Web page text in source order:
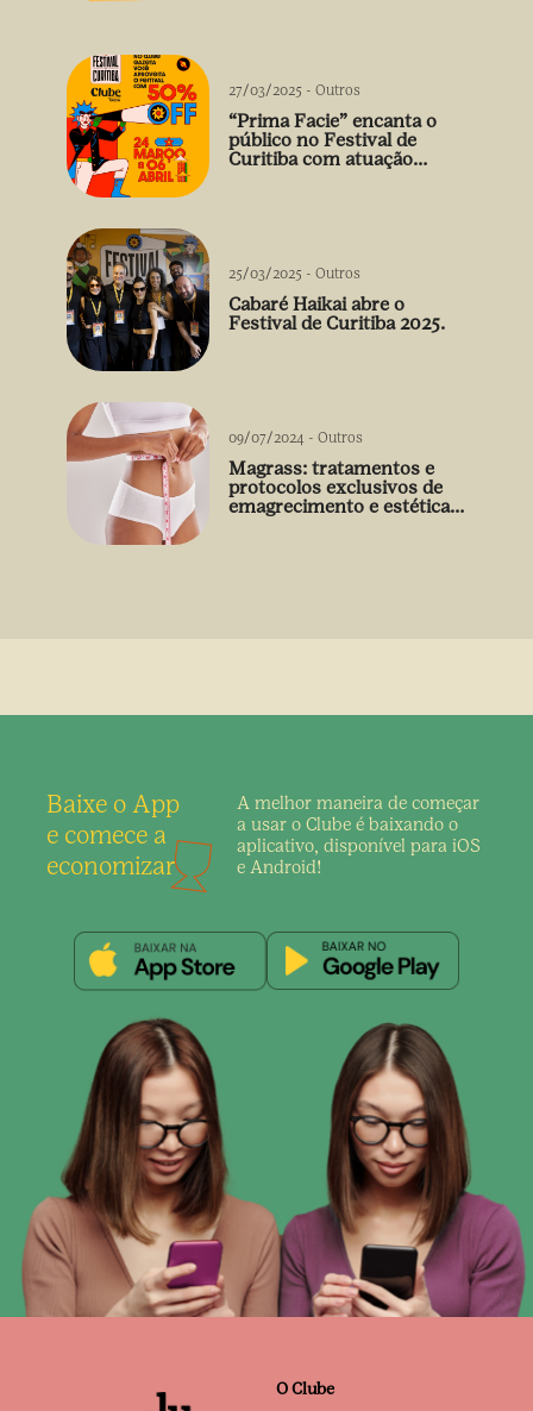
27/03/2025 - Outros
“Prima Facie” encanta o
público no Festival de
Curitiba com atuação
25/03/2025 - Outros
Cabaré Haikai abre o
Festival de Curitiba 2025.
09/07/2024 - Outros
Magrass: tratamentos e
protocolos exclusivos de
emagrecimento e estética
Baixe o App
e comece a
economizar
A melhor maneira de começar
a usar o Clube é baixando o
aplicativo, disponível para iOS
e Android!
O Clube